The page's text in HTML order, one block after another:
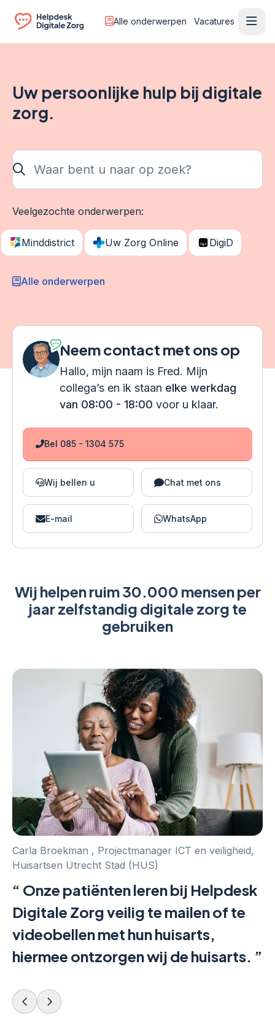
Ga naar de homepagina
Alle onderwerpen Vacatures
Uw persoonlijke hulp bij digitale
zorg.
Waar bent u naar op zoek?
Veelgezochte onderwerpen:
Minddistrict Uw Zorg Online DigiD
Alle onderwerpen
Neem contact met ons op
Hallo, mijn naam is Fred. Mijn
collega’s en ik staan elke werkdag
van 08:00 - 18:00 voor u klaar.
Bel 085 - 1304 575
Wij bellen u Chat met ons
E-mail WhatsApp
Wij helpen ruim 30.000 mensen per
jaar zelfstandig digitale zorg te
gebruiken
Carla Broekman , Projectmanager ICT en veiligheid,
Huisartsen Utrecht Stad (HUS)
Onze patiënten leren bij Helpdesk
Digitale Zorg veilig te mailen of te
videobellen met hun huisarts,
hiermee ontzorgen wij de huisarts.
Vorige slide
Volgende slide